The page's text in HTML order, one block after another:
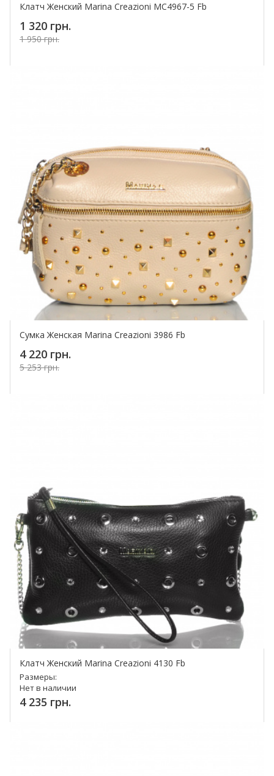
Клатч Женский Marina Creazioni MC4967-5 Fb
1 320 грн.
1 950 грн.
Сумка Женская Marina Creazioni 3986 Fb
4 220 грн.
5 253 грн.
Клатч Женский Marina Creazioni 4130 Fb
Размеры:
Нет в наличии
4 235 грн.